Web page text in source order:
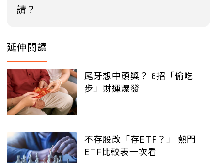
請？
延伸閱讀
尾牙想中頭獎？ 6招「偷吃
步」財運爆發
不存股改「存ETF？」 熱門
ETF比較表一次看